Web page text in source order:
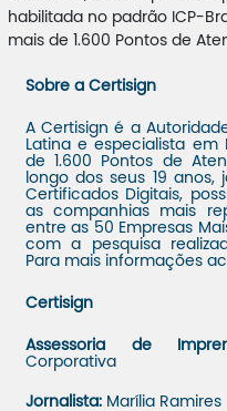
habilitada no padrão ICP-
mais de 1.600 Pontos de
Sobre a Certisign
A Certisign é a
Latina e especialista em
de 1.600 Pontos de
longo dos seus 19
Certificados Digitais,
as companhias mais
entre as 50 Empresas
com a pesquisa
Para mais informações
Certisign
Assessoria de
Corporativa
Jornalista:Marília Ramires